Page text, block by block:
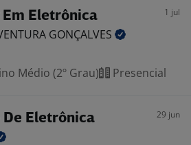
Eletrônica 1 jul
GONÇALVES
Médio (2º Grau) Presencial
De Eletrônica 29 jun